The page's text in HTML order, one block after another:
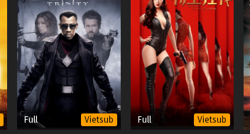
Full Vietsub Full Vietsub